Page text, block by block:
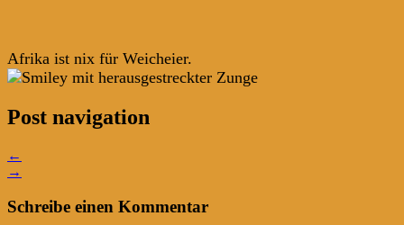
Afrika ist nix für Weicheier.
Post navigation
←
→
Schreibe einen Kommentar